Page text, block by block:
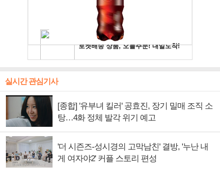
실시간 관심기사
[종합] '유부녀 킬러' 공효진, 장기 밀매 조직 소
탕…4화 정체 발각 위기 예고
'더 시즌즈-성시경의 고막남친' 결방, '누난 내
게 여자야2' 커플 스토리 편성